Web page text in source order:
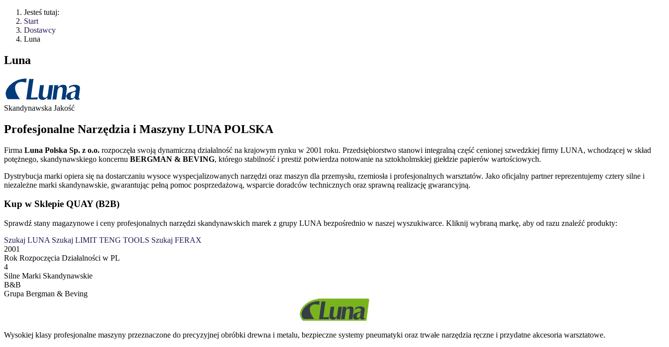
Jesteś tutaj:
Start
Dostawcy
Luna
Luna
Skandynawska Jakość
Profesjonalne Narzędzia i Maszyny LUNA POLSKA
Firma Luna Polska Sp. z o.o. rozpoczęła swoją dynamiczną działalność na krajowym rynku w 2001 roku. Przedsiębiorstwo stanowi integralną część cenionej szwedzkiej firmy LUNA, wchodzącej w skład
potężnego, skandynawskiego koncernu BERGMAN & BEVING, którego stabilność i prestiż potwierdza notowanie na sztokholmskiej giełdzie papierów wartościowych.
Dystrybucja marki opiera się na dostarczaniu wysoce wyspecjalizowanych narzędzi oraz maszyn dla przemysłu, rzemiosła i profesjonalnych warsztatów. Jako oficjalny partner reprezentujemy cztery silne i
niezależne marki skandynawskie, gwarantując pełną pomoc posprzedażową, wsparcie doradców technicznych oraz sprawną realizację gwarancyjną.
Kup w Sklepie QUAY (B2B)
Sprawdź stany magazynowe i ceny profesjonalnych narzędzi skandynawskich marek z grupy LUNA bezpośrednio w naszej wyszukiwarce. Kliknij wybraną markę, aby od razu znaleźć produkty:
Szukaj LUNA Szukaj LIMIT TENG TOOLS Szukaj FERAX
2001
Rok Rozpoczęcia Działalności w PL
4
Silne Marki Skandynawskie
B&B
Grupa Bergman & Beving
Wysokiej klasy profesjonalne maszyny przeznaczone do precyzyjnej obróbki drewna i metalu, bezpieczne systemy pneumatyki oraz trwałe narzędzia ręczne i przydatne akcesoria warsztatowe.